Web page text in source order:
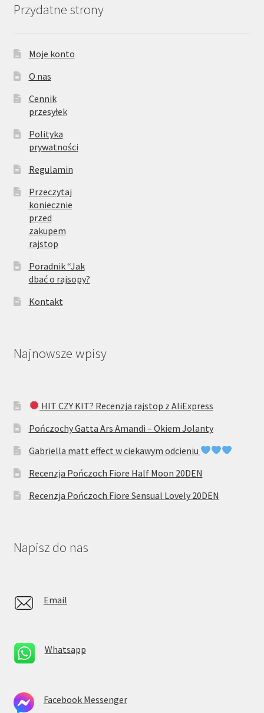
Przydatne strony
Moje konto
O nas
Cennik
przesyłek
Polityka
prywatności
Regulamin
Przeczytaj
koniecznie
przed
zakupem
rajstop
Poradnik “Jak
dbać o rajsopy?
Kontakt
Najnowsze wpisy
HIT CZY KIT? Recenzja rajstop z AliExpress
Pończochy Gatta Ars Amandi – Okiem Jolanty
Gabriella matt effect w ciekawym odcieniu
Recenzja Pończoch Fiore Half Moon 20DEN
Recenzja Pończoch Fiore Sensual Lovely 20DEN
Napisz do nas
Email
Whatsapp
Facebook Messenger